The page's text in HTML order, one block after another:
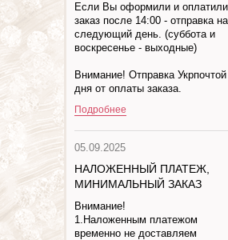
Если Вы оформили и оплатили
заказ после 14:00 - отправка на
следующий день. (суббота и
воскресенье - выходные)
Внимание! Отправка
дня от оплаты заказа.
Подробнее
05.09.2025
НАЛОЖЕННЫЙ ПЛАТЕЖ,
МИНИМАЛЬНЫЙ ЗАКАЗ
Внимание!
1.Наложенным платежом
временно не доставляем